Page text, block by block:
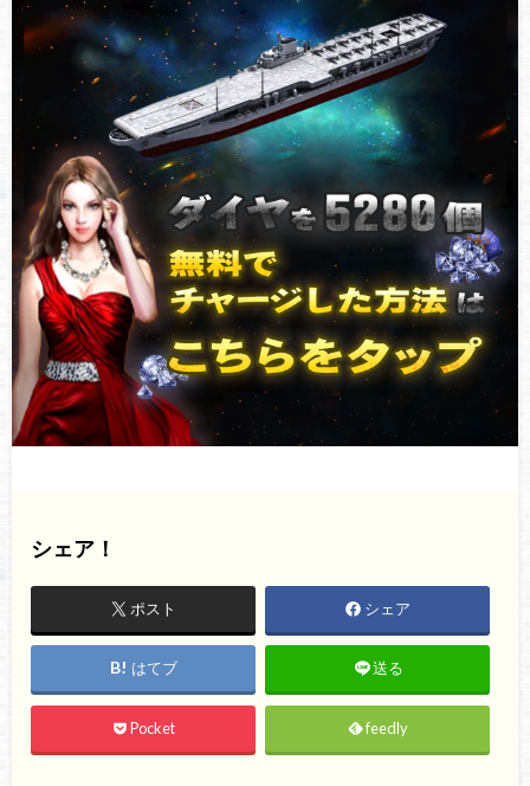
シェア！
ポスト シェア
はてブ 送る
Pocket feedly